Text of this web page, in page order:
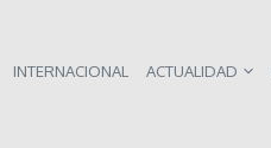
INTERNACIONAL ACTUALIDAD